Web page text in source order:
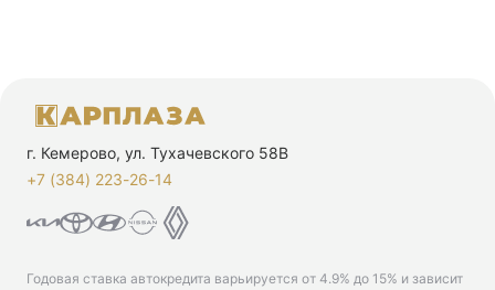
г. Кемерово, ул. Тухачевского 58В
+7 (384) 223-26-14‬
Годовая ставка автокредита варьируется от 4.9% до 15% и зависит